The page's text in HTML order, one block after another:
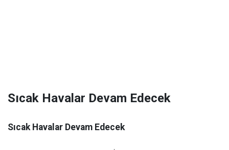
Sıcak Havalar Devam Edecek
Sıcak Havalar Devam Edecek